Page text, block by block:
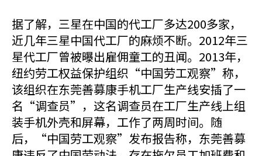
据了解，三星在中国的代工厂多达200多家，
近几年三星中国代工厂的麻烦不断。2012年三
星代工厂曾被曝出雇佣童工的丑闻。2013年，
纽约劳工权益保护组织“中国劳工观察”称，
该组织在东莞善募康手机工厂生产线安插了一
名“调查员”，这名调查员在工厂生产线上组
装手机外壳和屏幕，工作了两周时间。随
后，“中国劳工观察”发布报告称，东莞善募